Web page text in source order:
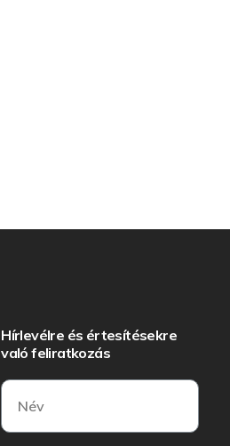
Hírlevélre és értesítésekre
való feliratkozás